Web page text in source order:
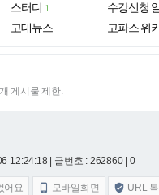
스터디 1
고대뉴스
수강신청
고파스 위
게시물 제한.
12:24:18 | 글번호 : 262860 | 0
어요  모바일화면  URL